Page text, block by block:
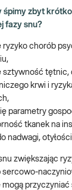
śpimy zbyt
fazy snu?
ryzyko chorób
sztywność tętnic,
krwi i
parametry
tkanek na
nadwagi,
zwiększając
mogą